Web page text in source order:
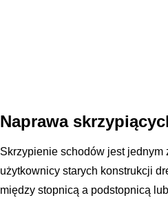
Naprawa
Skrzypienie schodów jest
użytkownicy starych konstrukcji
między stopnicą a podstopnicą